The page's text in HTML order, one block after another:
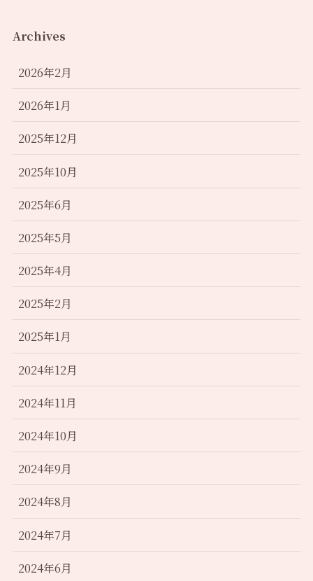
Archives
2026年2月
2026年1月
2025年12月
2025年10月
2025年6月
2025年5月
2025年4月
2025年2月
2025年1月
2024年12月
2024年11月
2024年10月
2024年9月
2024年8月
2024年7月
2024年6月